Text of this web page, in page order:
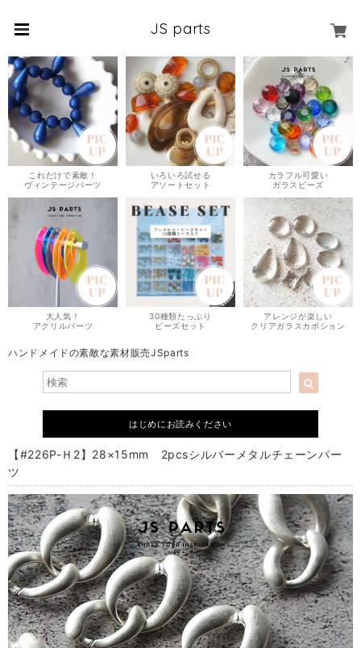
JS parts
これだけで素敵！
ヴィンテージパーツ
いろいろ試せる
アソートセット
カラフル可愛い
ガラスビーズ
大人気！
アクリルパーツ
30種類たっぷり
ビーズセット
アレンジが楽しい
クリアガラスカボション
ハンドメイドの素敵な素材販売JSparts
はじめにお読みください
【#226P-Ｈ2】28×15mm 2pcsシルバーメタルチェーンパー
ツ